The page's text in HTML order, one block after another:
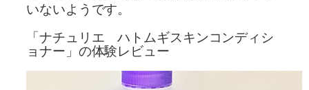
いないようです。
「ナチュリエ ハトムギスキンコンディシ
ョナー」の体験レビュー